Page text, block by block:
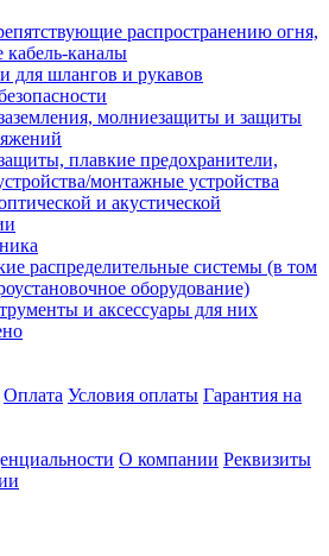
распространению огня,
кабель-каналы
для шлангов и рукавов
молниезащиты и защиты
плавкие предохранители,
монтажные устройства
и акустической
распределительные системы (в том
оборудование)
и аксессуары для них
Оплата Условия оплаты Гарантия на
О компании Реквизиты